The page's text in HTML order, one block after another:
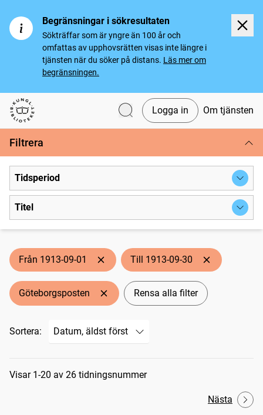
Begränsningar i sökresultaten
Sökträffar som är yngre än 100 år och
omfattas av upphovsrätten visas inte längre i
tjänsten när du söker på distans. Läs mer om
begränsningen.
Svenska tidningar
Logga in Om tjänsten
Filtrera
Tidsperiod
Titel
Från 1913-09-01 Till 1913-09-30
Göteborgsposten Rensa alla filter
Sortera:
Sökresultat
Visar 1-20 av 26 tidningsnummer
Nästa